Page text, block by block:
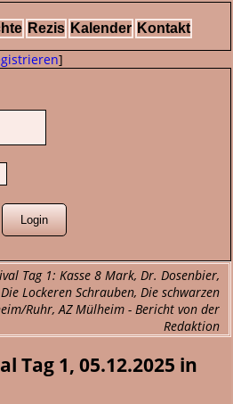
Rezis Kalender Kontakt
]
Tag 1: Kasse 8 Mark, Dr. Dosenbier,
Lockeren Schrauben, Die schwarzen
Ruhr, AZ Mülheim - Bericht von der
Redaktion
Tag 1, 05.12.2025 in